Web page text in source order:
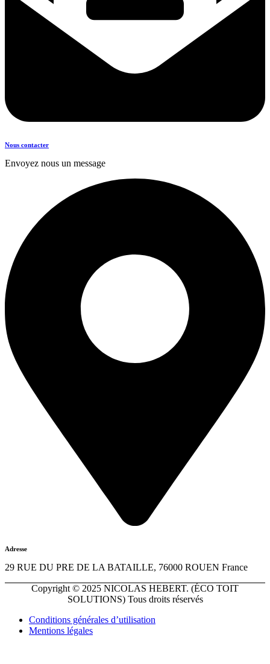
Nous contacter
Envoyez nous un message
Adresse
29 RUE DU PRE DE LA BATAILLE, 76000 ROUEN France
Copyright © 2025 NICOLAS HEBERT. (ÉCO TOIT
SOLUTIONS) Tous droits réservés
Conditions générales d’utilisation
Mentions légales